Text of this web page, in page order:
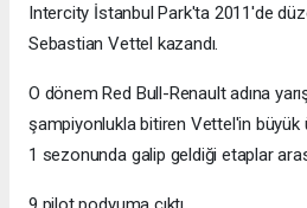
Intercity İstanbul Park'ta 2011'de
Sebastian Vettel kazandı.
O dönem Red Bull-Renault adına
şampiyonlukla bitiren Vettel'in büyük
1 sezonunda galip geldiği etaplar